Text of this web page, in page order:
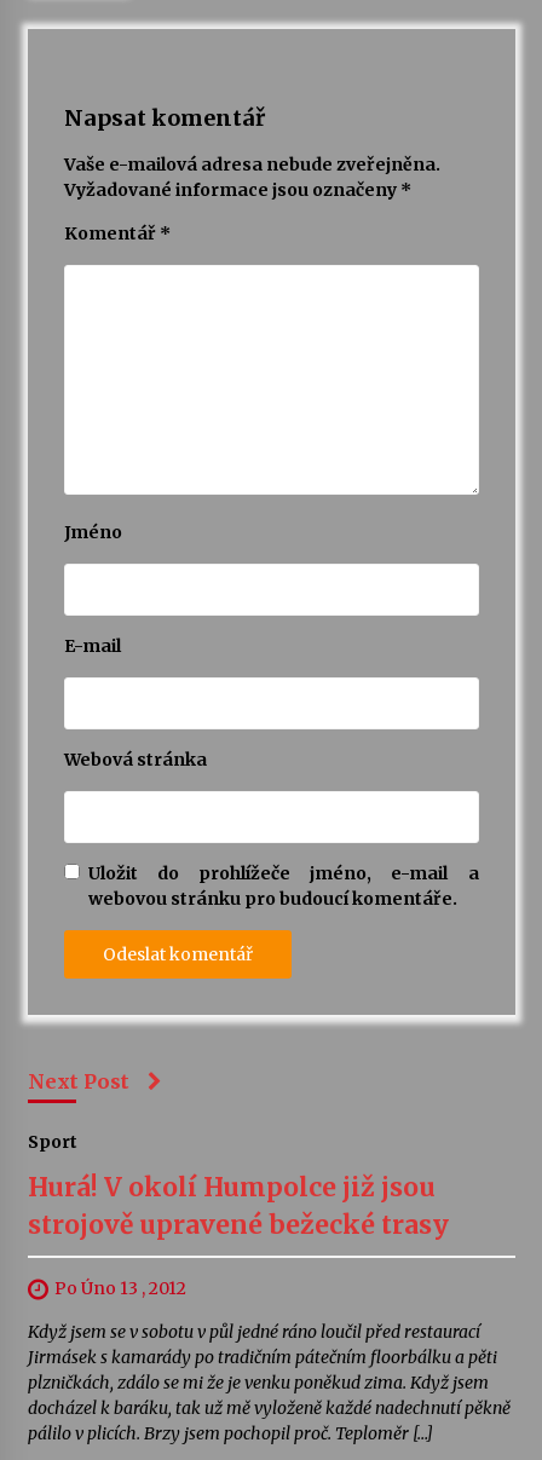
Napsat komentář
Vaše e-mailová adresa nebude zveřejněna.
Vyžadované informace jsou označeny *
Komentář *
Jméno
E-mail
Webová stránka
Uložit do prohlížeče jméno, e-mail a
webovou stránku pro budoucí komentáře.
Next Post
Sport
Hurá! V okolí Humpolce již jsou
strojově upravené bežecké trasy
Po Úno 13 , 2012
Když jsem se v sobotu v půl jedné ráno loučil před restaurací
Jirmásek s kamarády po tradičním pátečním floorbálku a pěti
plzničkách, zdálo se mi že je venku poněkud zima. Když jsem
docházel k baráku, tak už mě vyloženě každé nadechnutí pěkně
pálilo v plicích. Brzy jsem pochopil proč. Teploměr […]